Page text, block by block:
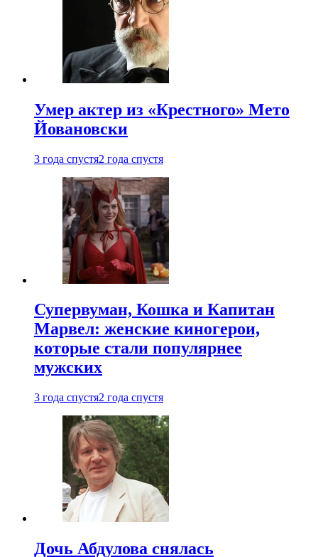
Умер актер из «Крестного» Мето
Йовановски
3 года спустя2 года спустя
Супервуман, Кошка и Капитан
Марвел: женские киногерои,
которые стали популярнее
мужских
3 года спустя2 года спустя
Дочь Абдулова снялась